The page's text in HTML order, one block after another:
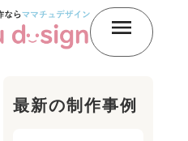
最新の制作事例